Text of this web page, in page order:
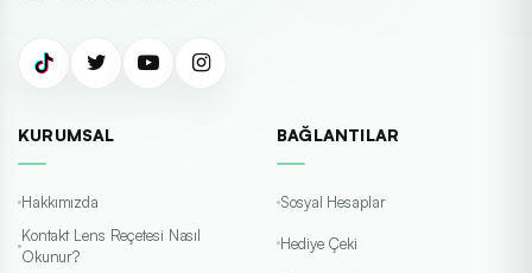
KURUMSAL
Hakkımızda
Kontakt Lens Reçetesi Nasıl
Okunur?
BAĞLANTILAR
Sosyal Hesaplar
Hediye Çeki